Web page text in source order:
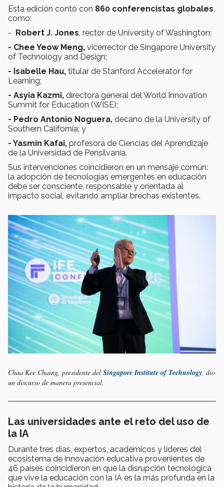
Esta edición contó con 860 conferencistas globales,
como:
-
Robert J. Jones, rector de University of Washington;
- Chee Yeow Meng, vicerrector de Singapore University
of Technology and Design;
- Isabelle Hau, titular de Stanford Accelerator for
Learning;
- Asyia Kazmi, directora general del World Innovation
Summit for Education (WISE);
- Pedro Antonio Noguera, decano de la University of
Southern California; y
- Yasmin Kafai, profesora de Ciencias del Aprendizaje
de la Universidad de Pensilvania.
Sus intervenciones coincidieron en un mensaje común:
la adopción de tecnologías emergentes en educación
debe ser consciente, responsable y orientada al
impacto social, evitando ampliar brechas existentes.
Chua Kee Chaing, presidente del Singapore Institute of Technology, dio
un discurso de manera presencial.
Las universidades ante el reto del uso de
la IA
Durante tres días, expertos, académicos y líderes del
ecosistema de innovación educativa provenientes de
46 países coincidieron en que la disrupción tecnológica
que vive la educación con la IA es la más profunda en la